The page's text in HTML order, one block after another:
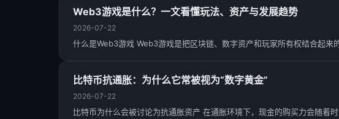
Web3游戏是什么？一文看懂玩法、资产与发展趋势
2026-07-22
什么是Web3游戏 Web3游戏是把区块链、数字资产和玩家所有权结合起
比特币抗通胀：为什么它常被视为“数字黄金”
2026-07-22
比特币为什么会被讨论为抗通胀资产 在通胀环境下，现金的购买力会随着